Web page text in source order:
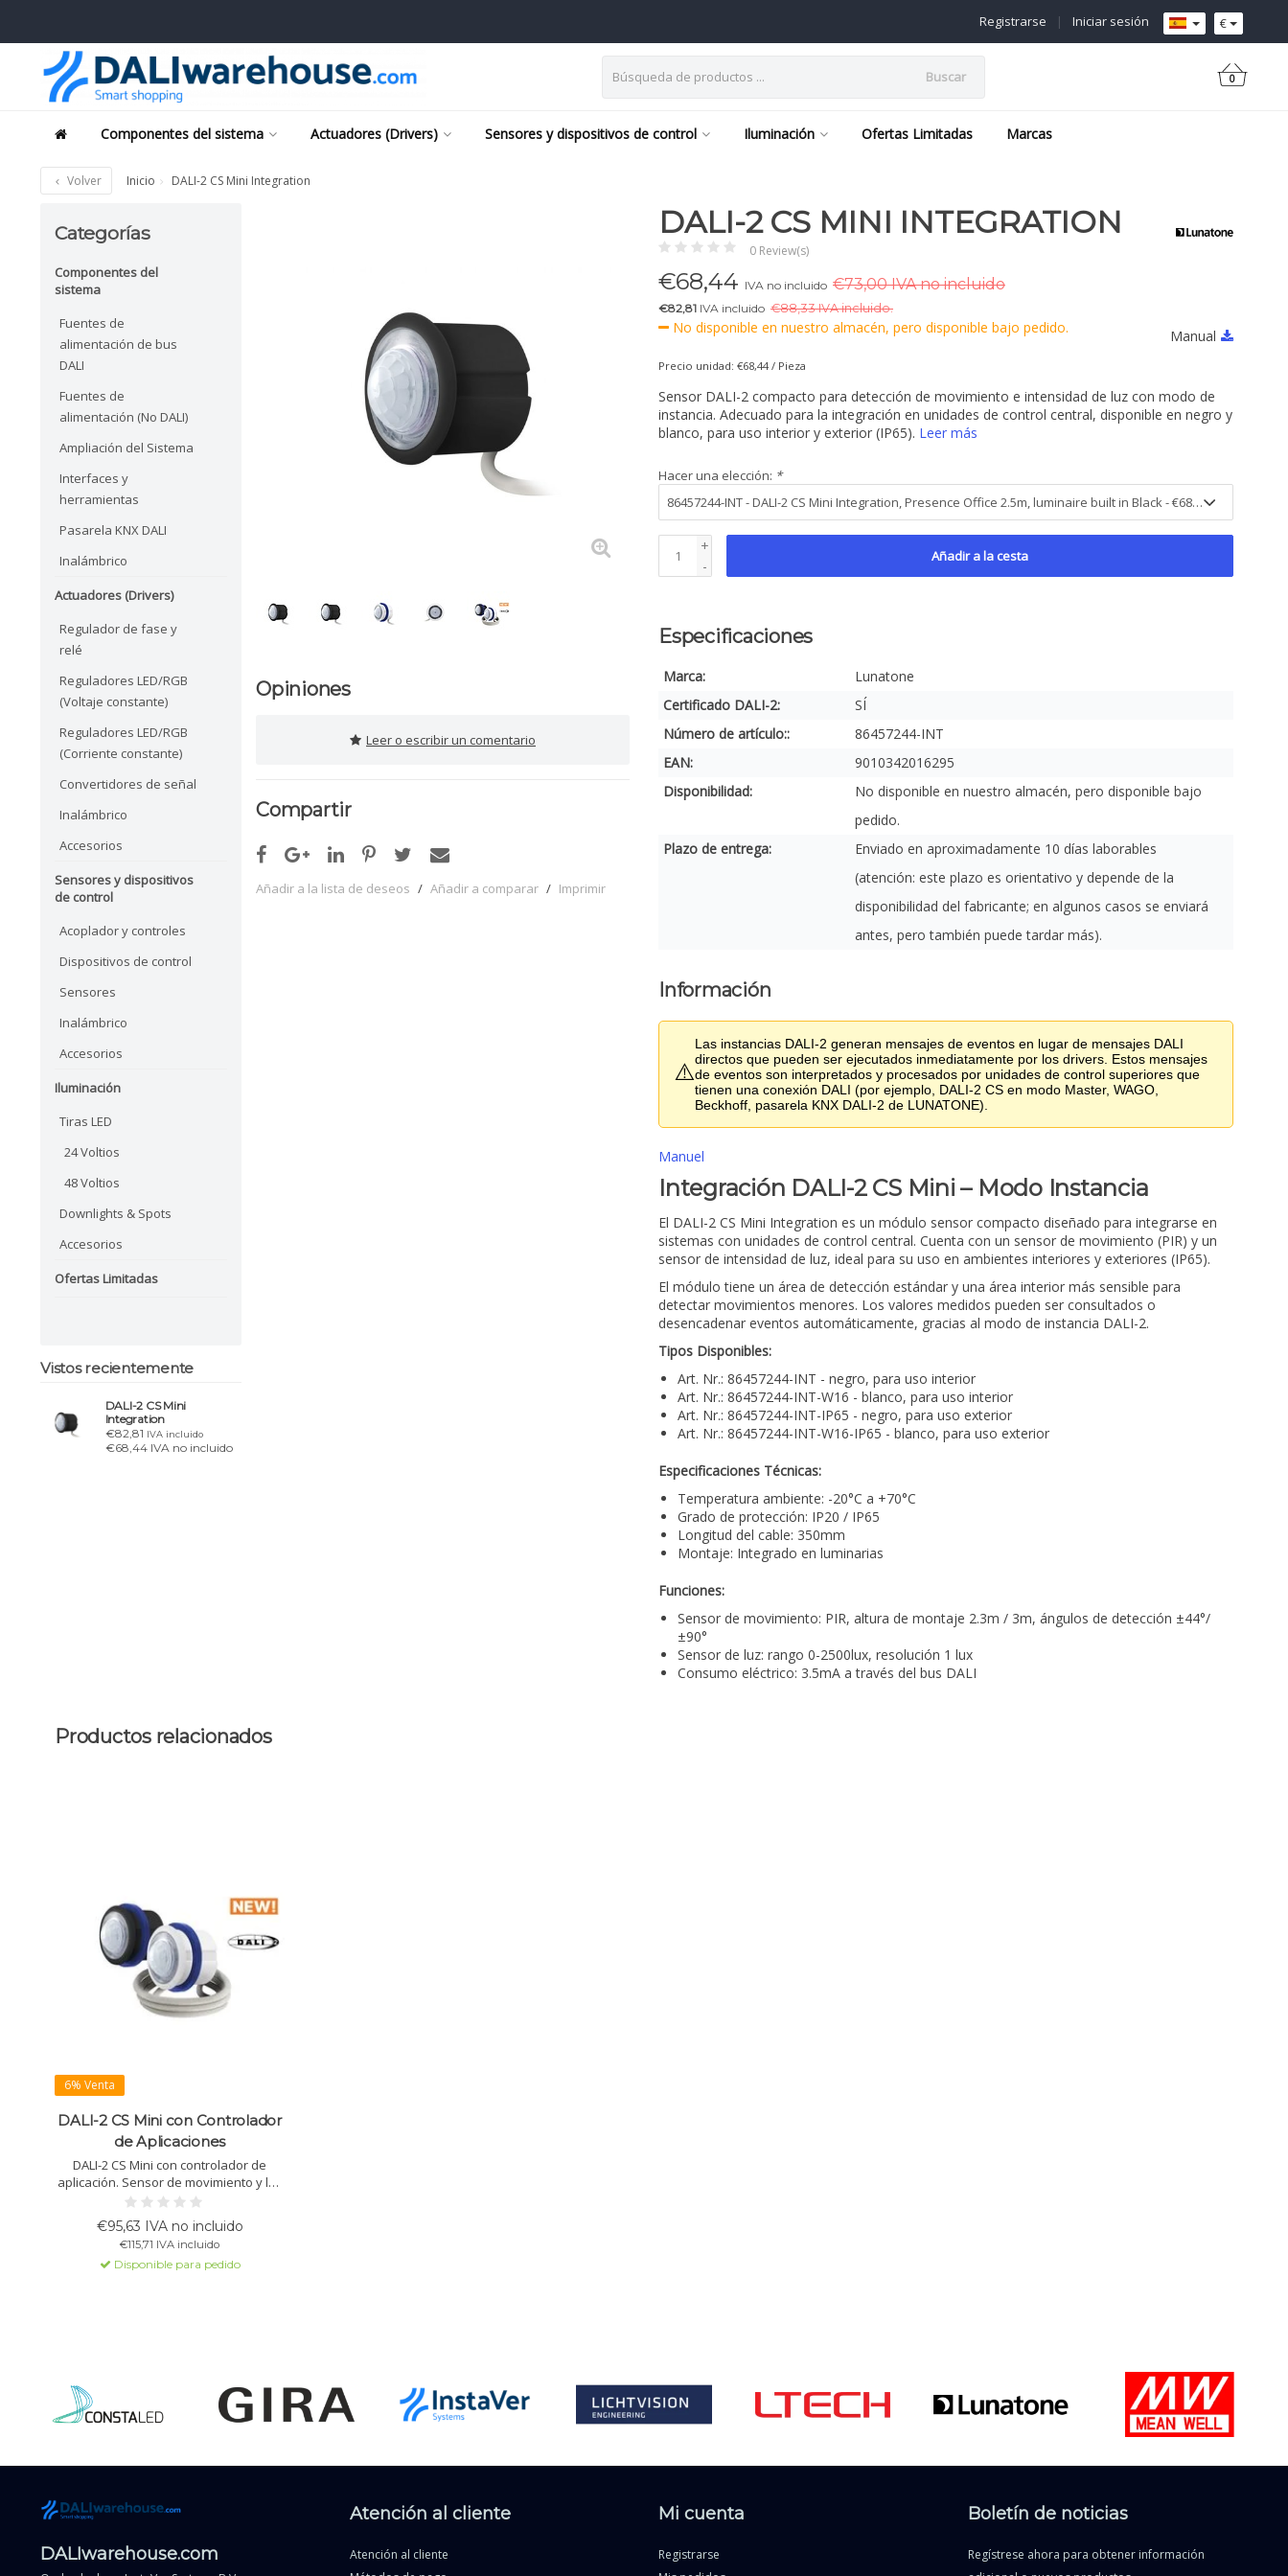
€
Iniciar sesión
|
Registrarse
Buscar 0
Componentes del sistema Actuadores (Drivers) Sensores y dispositivos de control Iluminación Ofertas Limitadas Marcas
Volver Inicio DALI-2 CS Mini Integration
Categorías
Componentes del
sistema
Fuentes de
alimentación de bus
DALI
Fuentes de
alimentación (No DALI)
Ampliación del Sistema
Interfaces y
herramientas
Pasarela KNX DALI
Inalámbrico
Actuadores (Drivers)
Regulador de fase y
relé
Reguladores LED/RGB
(Voltaje constante)
Reguladores LED/RGB
(Corriente constante)
Convertidores de señal
Inalámbrico
Accesorios
Sensores y dispositivos
de control
Acoplador y controles
Dispositivos de control
Sensores
Inalámbrico
Accesorios
Iluminación
Tiras LED
24 Voltios
48 Voltios
Downlights & Spots
Accesorios
Ofertas Limitadas
Vistos recientemente
DALI-2 CS Mini
Integration
€82,81 IVA incluido
€68,44 IVA no incluido
Opiniones
Leer o escribir un comentario
Compartir
Añadir a la lista de deseos / Añadir a comparar / Imprimir
DALI-2 CS MINI INTEGRATION
0 Review(s)
€68,44 IVA no incluido €73,00 IVA no incluido
€82,81 IVA incluido €88,33 IVA incluido.
No disponible en nuestro almacén, pero disponible bajo pedido. Manual
Precio unidad: €68,44 / Pieza
Sensor DALI-2 compacto para detección de movimiento e intensidad de luz con modo de
instancia. Adecuado para la integración en unidades de control central, disponible en negro y
blanco, para uso interior y exterior (IP65). Leer más
Hacer una elección: *
+
-
Añadir a la cesta
Especificaciones
Marca:
Lunatone
Certificado DALI-2:
SÍ
Número de artículo::
86457244-INT
EAN:
9010342016295
Disponibilidad:
No disponible en nuestro almacén, pero disponible bajo
pedido.
Plazo de entrega:
Enviado en aproximadamente 10 días laborables
(atención: este plazo es orientativo y depende de la
disponibilidad del fabricante; en algunos casos se enviará
antes, pero también puede tardar más).
Información
⚠️
Las instancias DALI-2 generan mensajes de eventos en lugar de mensajes DALI
directos que pueden ser ejecutados inmediatamente por los drivers. Estos mensajes
de eventos son interpretados y procesados por unidades de control superiores que
tienen una conexión DALI (por ejemplo, DALI-2 CS en modo Master, WAGO,
Beckhoff, pasarela KNX DALI-2 de LUNATONE).
Manuel
Integración DALI-2 CS Mini – Modo Instancia
El DALI-2 CS Mini Integration es un módulo sensor compacto diseñado para integrarse en
sistemas con unidades de control central. Cuenta con un sensor de movimiento (PIR) y un
sensor de intensidad de luz, ideal para su uso en ambientes interiores y exteriores (IP65).
El módulo tiene un área de detección estándar y una área interior más sensible para
detectar movimientos menores. Los valores medidos pueden ser consultados o
desencadenar eventos automáticamente, gracias al modo de instancia DALI-2.
Tipos Disponibles:
Art. Nr.: 86457244-INT - negro, para uso interior
Art. Nr.: 86457244-INT-W16 - blanco, para uso interior
Art. Nr.: 86457244-INT-IP65 - negro, para uso exterior
Art. Nr.: 86457244-INT-W16-IP65 - blanco, para uso exterior
Especificaciones Técnicas:
Temperatura ambiente: -20°C a +70°C
Grado de protección: IP20 / IP65
Longitud del cable: 350mm
Montaje: Integrado en luminarias
Funciones:
Sensor de movimiento: PIR, altura de montaje 2.3m / 3m, ángulos de detección ±44°/
±90°
Sensor de luz: rango 0-2500lux, resolución 1 lux
Consumo eléctrico: 3.5mA a través del bus DALI
Productos relacionados
6% Venta
DALI-2 CS Mini con Controlador
de Aplicaciones
DALI-2 CS Mini con controlador de
aplicación. Sensor de movimiento y luz
para control de luz constante.
Adecuado para interiores y exteriores,
disponible en negro y blanco.
€95,63 IVA no incluido
€115,71 IVA incluido
Disponible para pedido
DALIwarehouse.com
Atención al cliente
Atención al cliente
Mi cuenta
Registrarse
Boletín de noticias
Regístrese ahora para obtener información